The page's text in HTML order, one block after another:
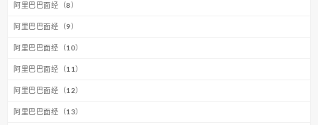
阿里巴巴面经（8）
阿里巴巴面经（9）
阿里巴巴面经（10）
阿里巴巴面经（11）
阿里巴巴面经（12）
阿里巴巴面经（13）